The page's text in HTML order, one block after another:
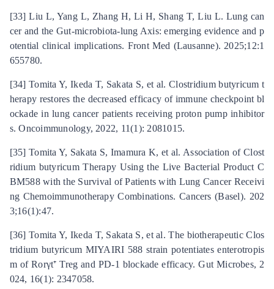
[33] Liu L, Yang L, Zhang H, Li H, Shang T, Liu L. Lung can
cer and the Gut-microbiota-lung Axis: emerging evidence and p
otential clinical implications. Front Med (Lausanne). 2025;12:1
655780.
[34] Tomita Y, Ikeda T, Sakata S, et al. Clostridium butyricum t
herapy restores the decreased efficacy of immune checkpoint bl
ockade in lung cancer patients receiving proton pump inhibitor
s. Oncoimmunology, 2022, 11(1): 2081015.
[35] Tomita Y, Sakata S, Imamura K, et al. Association of Clost
ridium butyricum Therapy Using the Live Bacterial Product C
BM588 with the Survival of Patients with Lung Cancer Receivi
ng Chemoimmunotherapy Combinations. Cancers (Basel). 202
3;16(1):47.
[36] Tomita Y, Ikeda T, Sakata S, et al. The biotherapeutic Clos
tridium butyricum MIYAIRI 588 strain potentiates enterotropis
m of Rorγt⁺ Treg and PD-1 blockade efficacy. Gut Microbes, 2
024, 16(1): 2347058.